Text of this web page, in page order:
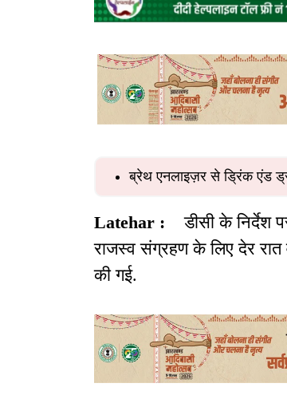
ब्रेथ एनलाइज़र से ड्रिंक एंड
Latehar :
डीसी के निर्देश
राजस्व संग्रहण के लिए देर
की गई.